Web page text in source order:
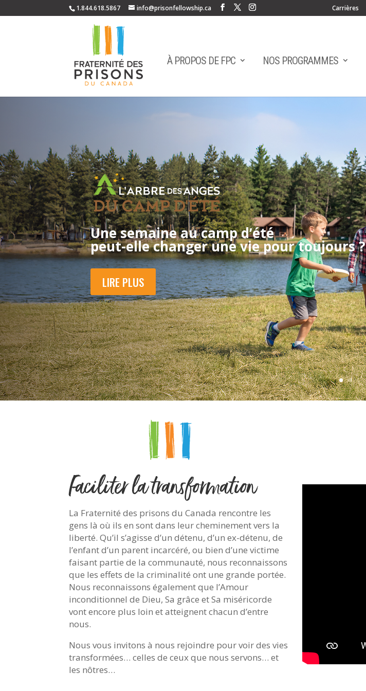
1.844.618.5867 info@prisonfellowship.ca Carrières
À PROPOS DE FPC NOS PROGRAMMES
Une semaine au camp d’été
peut-elle changer une vie pour toujours ?
LIRE PLUS
Faciliter la transformation
La Fraternité des prisons du Canada rencontre les
gens là où ils en sont dans leur cheminement vers la
liberté. Qu’il s’agisse d’un détenu, d’un ex-détenu, de
l’enfant d’un parent incarcéré, ou bien d’une victime
faisant partie de la communauté, nous reconnaissons
que les effets de la criminalité ont une grande portée.
Nous reconnaissons également que l’Amour
inconditionnel de Dieu, Sa grâce et Sa miséricorde
vont encore plus loin et atteignent chacun d’entre
nous.
Nous vous invitons à nous rejoindre pour voir des vies
transformées… celles de ceux que nous servons… et
les nôtres…